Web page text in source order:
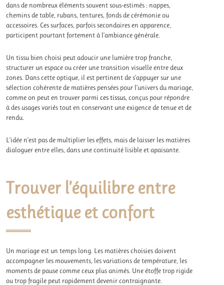
dans de nombreux éléments souvent sous-estimés : nappes,
chemins de table, rubans, tentures, fonds de cérémonie ou
accessoires. Ces surfaces, parfois secondaires en apparence,
participent pourtant fortement à l’ambiance générale.
Un tissu bien choisi peut adoucir une lumière trop franche,
structurer un espace ou créer une transition visuelle entre deux
zones. Dans cette optique, il est pertinent de s’appuyer sur une
sélection cohérente de matières pensées pour l’univers du mariage,
comme on peut en trouver parmices tissus , conçus pour répondre
à des usages variés tout en conservant une exigence de tenue et de
rendu.
L’idée n’est pas de multiplier les effets, mais de laisser les matières
dialoguer entre elles, dans une continuité lisible et apaisante.
Trouver l’équilibre entre
esthétique et confort
Un mariage est un temps long. Les matières choisies doivent
accompagner les mouvements, les variations de température, les
moments de pause comme ceux plus animés. Une étoffe trop rigide
ou trop fragile peut rapidement devenir contraignante.